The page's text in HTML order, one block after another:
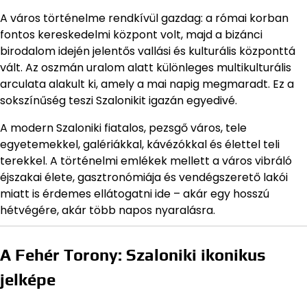
A város történelme rendkívül gazdag: a római korban
fontos kereskedelmi központ volt, majd a bizánci
birodalom idején jelentős vallási és kulturális központtá
vált. Az oszmán uralom alatt különleges multikulturális
arculata alakult ki, amely a mai napig megmaradt. Ez a
sokszínűség teszi Szalonikit igazán egyedivé.
A modern Szaloniki fiatalos, pezsgő város, tele
egyetemekkel, galériákkal, kávézókkal és élettel teli
terekkel. A történelmi emlékek mellett a város vibráló
éjszakai élete, gasztronómiája és vendégszerető lakói
miatt is érdemes ellátogatni ide – akár egy hosszú
hétvégére, akár több napos nyaralásra.
A Fehér Torony: Szaloniki ikonikus
jelképe